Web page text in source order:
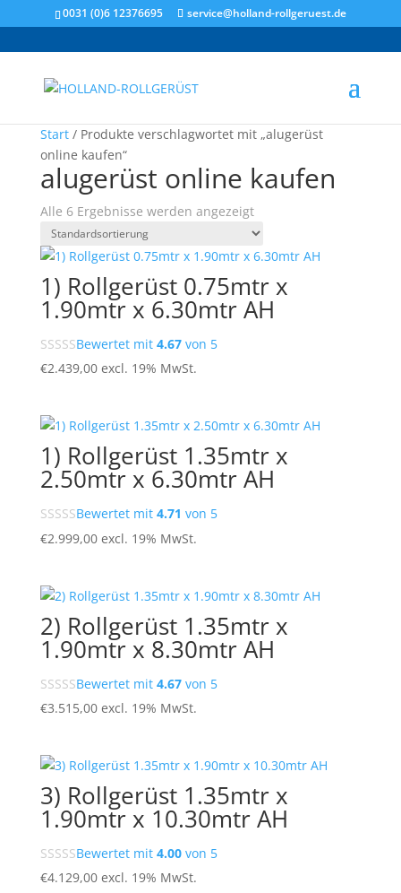
0031 (0)6 12376695 service@holland-rollgeruest.de
Start/ Produkte verschlagwortet mit „alugerüst
online kaufen“
alugerüst online kaufen
Alle 6 Ergebnisse werden angezeigt
1) Rollgerüst 0.75mtr x
1.90mtr x 6.30mtr AH
Bewertet mit 4.67von 5
€2.439,00 excl. 19% MwSt.
1) Rollgerüst 1.35mtr x
2.50mtr x 6.30mtr AH
Bewertet mit 4.71 von 5
€2.999,00 excl. 19% MwSt.
2) Rollgerüst 1.35mtr x
1.90mtr x 8.30mtr AH
Bewertet mit 4.67von 5
€3.515,00 excl. 19% MwSt.
3) Rollgerüst 1.35mtr x
1.90mtr x 10.30mtr AH
Bewertet mit 4.00von 5
€4.129,00 excl. 19% MwSt.